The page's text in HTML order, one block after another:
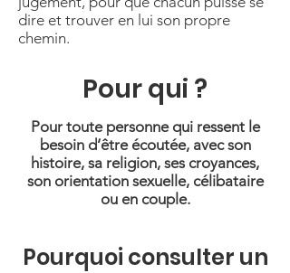
dire et trouver en lui son propre
chemin.
Pour qui ?
Pour toute personne qui ressent le
besoin d’être écoutée, avec son
histoire, sa religion, ses croyances,
son orientation sexuelle, célibataire
ou en couple.
Pourquoi consulter un